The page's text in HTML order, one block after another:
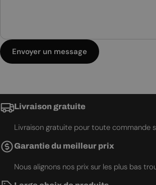
Envoyer un message
Livraison gratuite
Livraison gratuite pour toute commande
Garantie du meilleur prix
Nous alignons nos prix sur les plus bas